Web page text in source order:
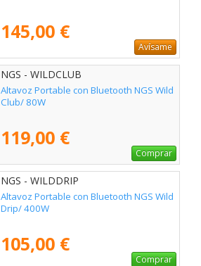
145,00 €
Avísame
NGS - WILDCLUB
Altavoz Portable con Bluetooth NGS Wild
Club/ 80W
119,00 €
Comprar
NGS - WILDDRIP
Altavoz Portable con Bluetooth NGS Wild
Drip/ 400W
105,00 €
Comprar